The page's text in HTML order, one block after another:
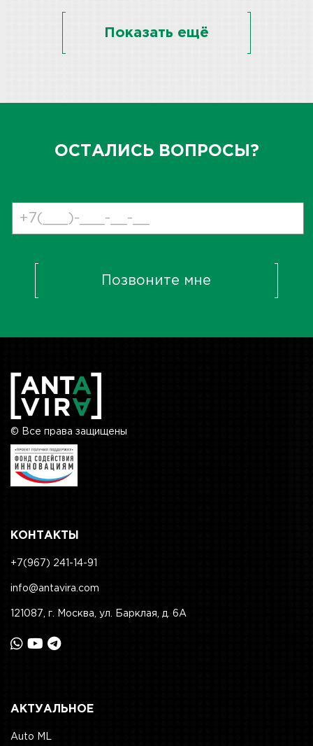
Показать ещё
ОСТАЛИСЬ ВОПРОСЫ?
Позвоните мне
© Все права защищены
КОНТАКТЫ
+7(967) 241-14-91
info@antavira.com
121087, г. Москва, ул. Барклая, д. 6А
АКТУАЛЬНОЕ
Auto ML